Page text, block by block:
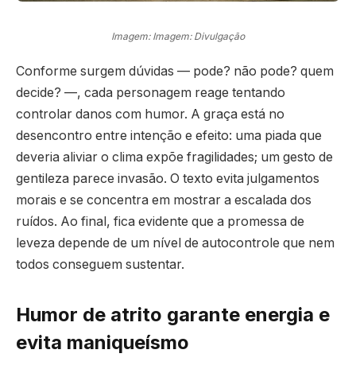
Imagem: Imagem: Divulgação
Conforme surgem dúvidas — pode? não pode? quem
decide? —, cada personagem reage tentando
controlar danos com humor. A graça está no
desencontro entre intenção e efeito: uma piada que
deveria aliviar o clima expõe fragilidades; um gesto de
gentileza parece invasão. O texto evita julgamentos
morais e se concentra em mostrar a escalada dos
ruídos. Ao final, fica evidente que a promessa de
leveza depende de um nível de autocontrole que nem
todos conseguem sustentar.
Humor de atrito garante energia e
evita maniqueísmo